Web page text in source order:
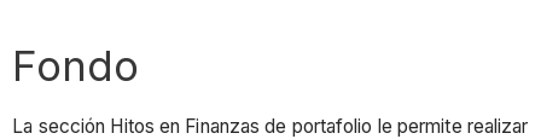
Fondo
La sección Hitos en Finanzas de portafolio le permite realizar